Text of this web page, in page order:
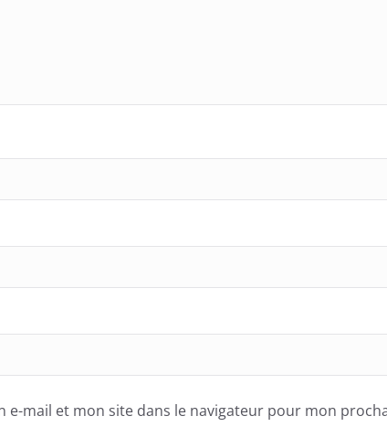
e-mail et mon site dans le navigateur pour mon